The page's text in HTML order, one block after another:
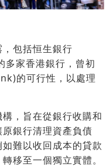
包括恒生銀行
家香港銀行，曾初
的可行性，以處理
，旨在從銀行收購和
銀行清理資產負債
難以收回成本的貸款
移至一個獨立實體。